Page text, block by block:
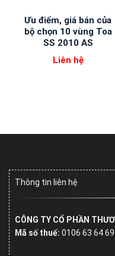
Ưu điểm, giá bán của
bộ chọn 10 vùng Toa
SS 2010 AS
Liên hệ
Thông tin liên hệ
CÔNG TY CỔ PHẦN
Mã số thuế: 0106 63 64 69